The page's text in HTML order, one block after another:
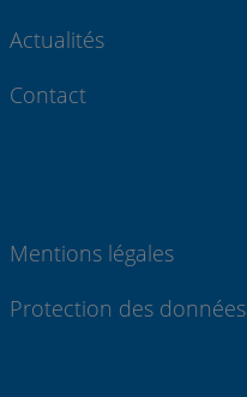
Actualités
Contact
Mentions légales
Protection des données